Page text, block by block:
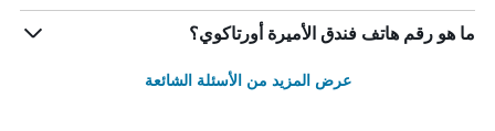
ما هو رقم هاتف فندق الأميرة أورتاكوي؟
عرض المزيد من الأسئلة الشائعة